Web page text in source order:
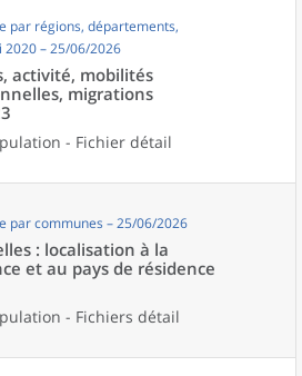
par régions, départements,
– 25/06/2026
activité, mobilités
migrations
- Fichier détail
par communes – 25/06/2026
: localisation à la
et au pays de résidence
- Fichiers détail